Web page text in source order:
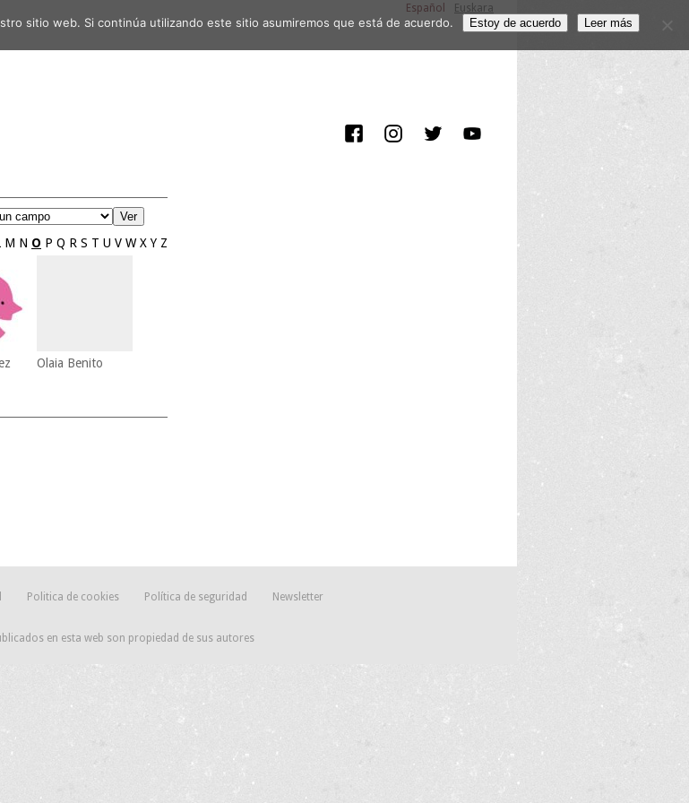
Español Euskara
M N O P Q R S T U V W X Y Z
Olaia Benito
Politica de cookies Política de seguridad
Newsletter
en esta web son propiedad de sus autores
sitio web. Si continúa utilizando este sitio asumiremos que está de acuerdo. Estoy de acuerdo Leer más